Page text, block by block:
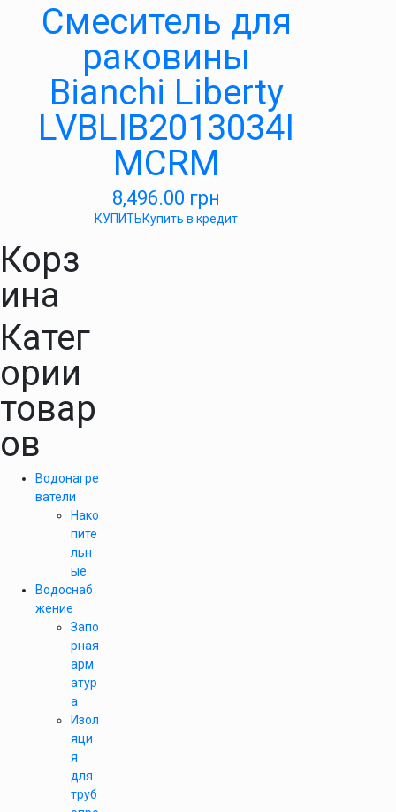
Смеситель для
раковины
Bianchi Liberty
LVBLIB2013034I
MCRM
8,496.00 грн
КУПИТЬКупить в кредит
Корз
ина
Катег
ории
товар
ов
Водонагре
ватели
Нако
пите
льн
ые
Водоснаб
жение
Запо
рная
арм
атур
а
Изол
яци
я
для
труб